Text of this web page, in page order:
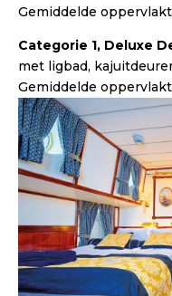
Gemiddelde
Categorie 1, Deluxe
met ligbad,
Gemiddelde